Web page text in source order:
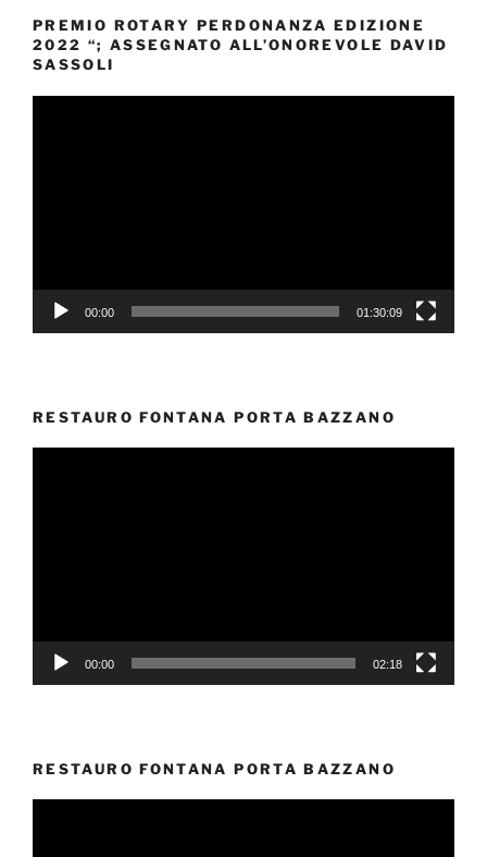
PREMIO ROTARY PERDONANZA EDIZIONE
2022 “; ASSEGNATO ALL’ONOREVOLE DAVID
SASSOLI
00:00 01:30:09
RESTAURO FONTANA PORTA BAZZANO
00:00 02:18
RESTAURO FONTANA PORTA BAZZANO